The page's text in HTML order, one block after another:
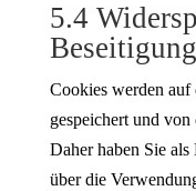
5.4
Cookies werden auf
gespeichert und von
Daher haben Sie
über die